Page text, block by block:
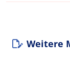
Weitere